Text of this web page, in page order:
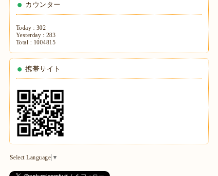
カウンター
Today : 302
Yesterday : 283
Total : 1004815
携帯サイト
Select Language ▼